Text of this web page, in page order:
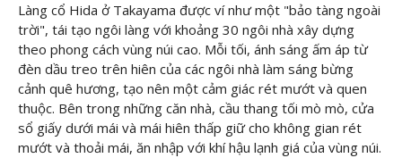
Làng cổ Hida ở Takayama được ví như một "bảo tàng ngoài
trời", tái tạo ngôi làng với khoảng 30 ngôi nhà xây dựng
theo phong cách vùng núi cao. Mỗi tối, ánh sáng ấm áp từ
đèn dầu treo trên hiên của các ngôi nhà làm sáng bừng
cảnh quê hương, tạo nên một cảm giác rét mướt và quen
thuộc. Bên trong những căn nhà, cầu thang tối mò mò, cửa
sổ giấy dưới mái và mái hiên thấp giữ cho không gian rét
mướt và thoải mái, ăn nhập với khí hậu lạnh giá của vùng núi.